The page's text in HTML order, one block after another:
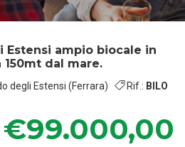
Estensi ampio biocale in
dal mare.
degli Estensi (Ferrara) Rif.: BILO
€99.000,00